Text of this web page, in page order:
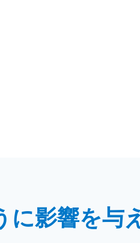
に影響を与